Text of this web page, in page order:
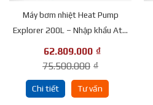
Máy bơm nhiệt Heat Pump
Explorer 200L – Nhập khẩu At...
62.809.000 ₫
75.500.000 ₫
Chi tiết Tư vấn